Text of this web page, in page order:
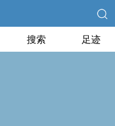
搜索 足迹